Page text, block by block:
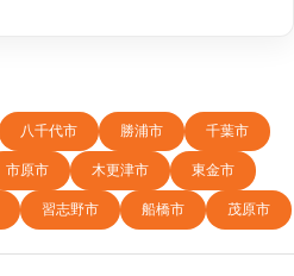
八千代市 勝浦市 千葉市
市原市 木更津市 東金市
習志野市 船橋市 茂原市